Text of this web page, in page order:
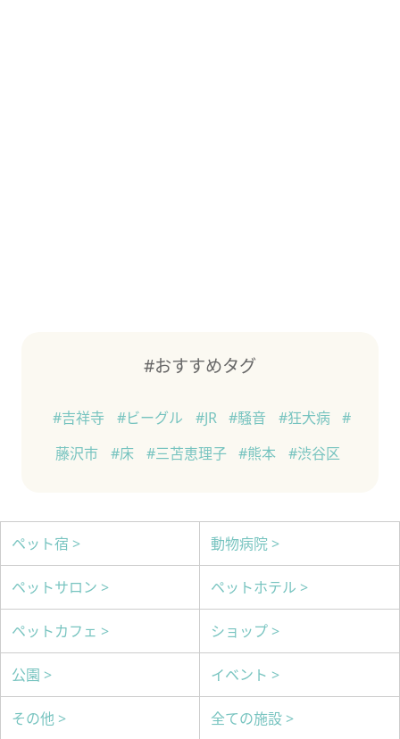
#おすすめタグ
#吉祥寺 #ビーグル #JR #騒音 #狂犬病
#
藤沢市
#床 #三苫恵理子 #熊本 #渋谷区
ペット宿 > 動物病院 >
ペットサロン > ペットホテル >
ペットカフェ > ショップ >
公園 > イベント >
その他 > 全ての施設 >